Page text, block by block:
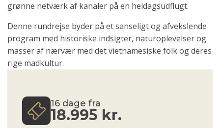
grønne netværk af kanaler på en heldagsudflugt.
Denne rundrejse byder på et sanseligt og afvekslende
program med historiske indsigter, naturoplevelser og
masser af nærvær med det vietnamesiske folk og deres
rige madkultur.
16 dage fra
18.995 kr.